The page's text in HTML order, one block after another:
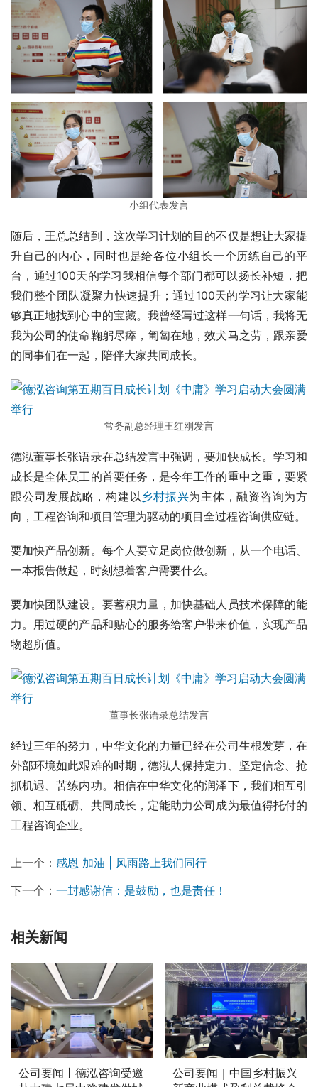
小组代表发言
随后，王总总结到，这次学习计划的目的不仅是想让大家提
升自己的内心，同时也是给各位小组长一个历练自己的平
台，通过100天的学习我相信每个部门都可以扬长补短，把
我们整个团队凝聚力快速提升；通过100天的学习让大家能
够真正地找到心中的宝藏。我曾经写过这样一句话，我将无
我为公司的使命鞠躬尽瘁，匍匐在地，效犬马之劳，跟亲爱
的同事们在一起，陪伴大家共同成长。
常务副总经理王红刚发言
德泓董事长张语录在总结发言中强调，要加快成长。学习和
成长是全体员工的首要任务，是今年工作的重中之重，要紧
跟公司发展战略，构建以乡村振兴为主体，融资咨询为方
向，工程咨询和项目管理为驱动的项目全过程咨询供应链。
要加快产品创新。每个人要立足岗位做创新，从一个电话、
一本报告做起，时刻想着客户需要什么。
要加快团队建设。要蓄积力量，加快基础人员技术保障的能
力。用过硬的产品和贴心的服务给客户带来价值，实现产品
物超所值。
董事长张语录总结发言
经过三年的努力，中华文化的力量已经在公司生根发芽，在
外部环境如此艰难的时期，德泓人保持定力、坚定信念、抢
抓机遇、苦练内功。相信在中华文化的润泽下，我们相互引
领、相互砥砺、共同成长，定能助力公司成为最值得托付的
工程咨询企业。
上一个： 感恩 加油 | 风雨路上我们同行
下一个： 一封感谢信：是鼓励，也是责任！
相关新闻
公司要闻丨德泓咨询受邀
公司要闻｜中国乡村振兴